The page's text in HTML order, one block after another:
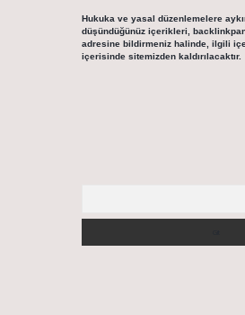
Hukuka ve yasal düzenlemelere
düşündüğünüz içerikleri,
adresine bildirmeniz halinde, ilgili
içerisinde sitemizden kaldırılacaktır.